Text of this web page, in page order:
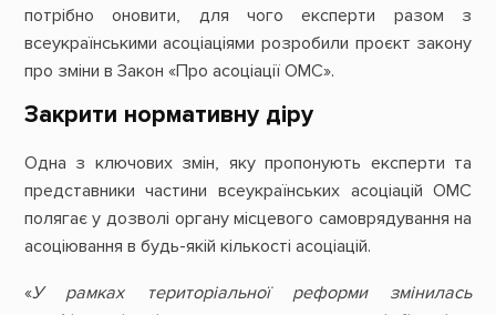
потрібно оновити, для чого експерти разом з
всеукраїнськими асоціаціями розробили проєкт закону
про зміни в Закон «Про асоціації ОМС».
Закрити нормативну діру
Одна з ключових змін, яку пропонують експерти та
представники частини всеукраїнських асоціацій ОМС
полягає у дозволі органу місцевого самоврядування на
асоціювання в будь-якій кількості асоціацій.
«У рамках територіальної реформи змінилась